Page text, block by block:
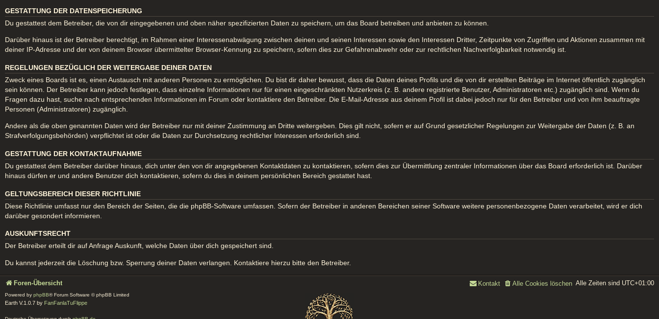
GESTATTUNG DER DATENSPEICHERUNG
Du gestattest dem Betreiber, die von dir eingegebenen und oben näher spezifizierten Daten zu speichern, um das Board betreiben und anbieten zu können.
Darüber hinaus ist der Betreiber berechtigt, im Rahmen einer Interessenabwägung zwischen deinen und seinen Interessen sowie den Interessen Dritter, Zeitpunkte von Zugriffen und Aktionen zusammen mit
deiner IP-Adresse und der von deinem Browser übermittelter Browser-Kennung zu speichern, sofern dies zur Gefahrenabwehr oder zur rechtlichen Nachverfolgbarkeit notwendig ist.
REGELUNGEN BEZÜGLICH DER WEITERGABE DEINER DATEN
Zweck eines Boards ist es, einen Austausch mit anderen Personen zu ermöglichen. Du bist dir daher bewusst, dass die Daten deines Profils und die von dir erstellten Beiträge im Internet öffentlich zugänglich
sein können. Der Betreiber kann jedoch festlegen, dass einzelne Informationen nur für einen eingeschränkten Nutzerkreis (z. B. andere registrierte Benutzer, Administratoren etc.) zugänglich sind. Wenn du
Fragen dazu hast, suche nach entsprechenden Informationen im Forum oder kontaktiere den Betreiber. Die E-Mail-Adresse aus deinem Profil ist dabei jedoch nur für den Betreiber und von ihm beauftragte
Personen (Administratoren) zugänglich.
Andere als die oben genannten Daten wird der Betreiber nur mit deiner Zustimmung an Dritte weitergeben. Dies gilt nicht, sofern er auf Grund gesetzlicher Regelungen zur Weitergabe der Daten (z. B. an
Strafverfolgungsbehörden) verpflichtet ist oder die Daten zur Durchsetzung rechtlicher Interessen erforderlich sind.
GESTATTUNG DER KONTAKTAUFNAHME
Du gestattest dem Betreiber darüber hinaus, dich unter den von dir angegebenen Kontaktdaten zu kontaktieren, sofern dies zur Übermittlung zentraler Informationen über das Board erforderlich ist. Darüber
hinaus dürfen er und andere Benutzer dich kontaktieren, sofern du dies in deinem persönlichen Bereich gestattet hast.
GELTUNGSBEREICH DIESER RICHTLINIE
Diese Richtlinie umfasst nur den Bereich der Seiten, die die phpBB-Software umfassen. Sofern der Betreiber in anderen Bereichen seiner Software weitere personenbezogene Daten verarbeitet, wird er dich
darüber gesondert informieren.
AUSKUNFTSRECHT
Der Betreiber erteilt dir auf Anfrage Auskunft, welche Daten über dich gespeichert sind.
Du kannst jederzeit die Löschung bzw. Sperrung deiner Daten verlangen. Kontaktiere hierzu bitte den Betreiber.
Foren-Übersicht Alle Zeiten sind UTC+01:00
Alle Cookies löschen
Kontakt
Powered by phpBB® Forum Software © phpBB Limited
Earth V.1.0.7 by FanFanlaTuFlippe